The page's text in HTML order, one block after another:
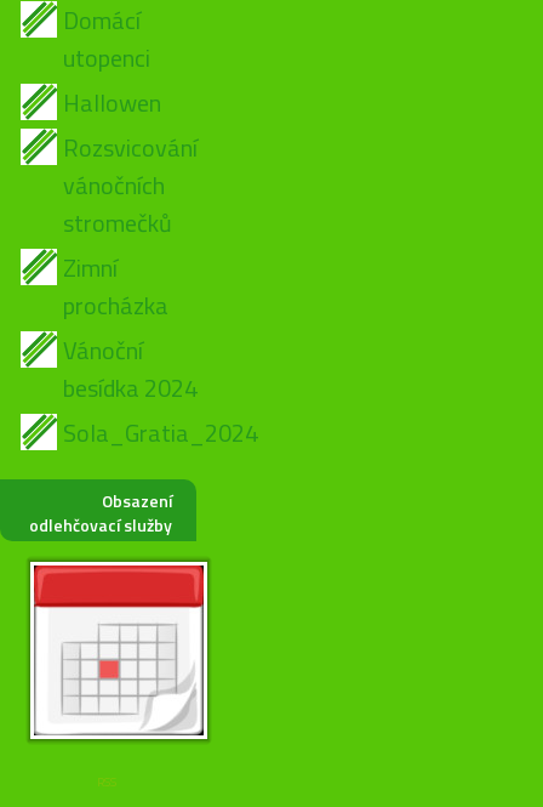
Domácí
utopenci
Hallowen
Rozsvicování
vánočních
stromečků
Zimní
procházka
Vánoční
besídka 2024
Sola_Gratia_2024
Obsazení
odlehčovací služby
RSS